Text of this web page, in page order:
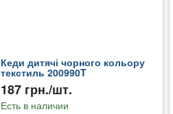
Кеди дитячі чорного кольору
текстиль 200990T
187 грн./шт.
Есть в наличии